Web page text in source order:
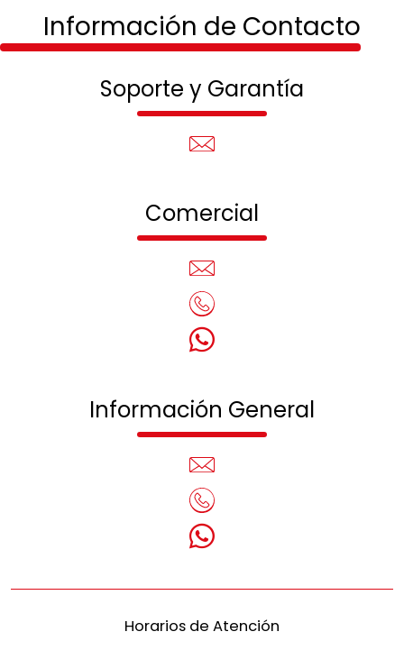
Información de Contacto
Soporte y Garantía
Comercial
Información General
Horarios de Atención